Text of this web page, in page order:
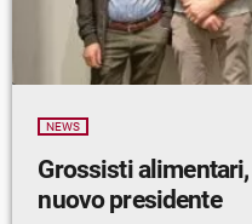
NEWS
Grossisti
nuovo presidente